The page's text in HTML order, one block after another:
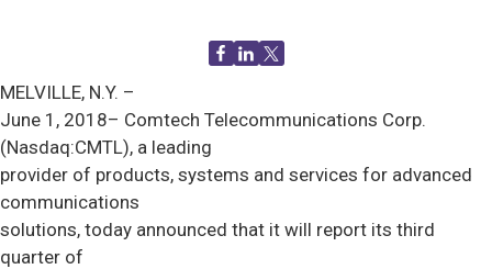
MELVILLE, N.Y. –
June 1, 2018– Comtech Telecommunications Corp.
(Nasdaq:CMTL), a leading
provider of products, systems and services for advanced
communications
solutions, today announced that it will report its third
quarter of